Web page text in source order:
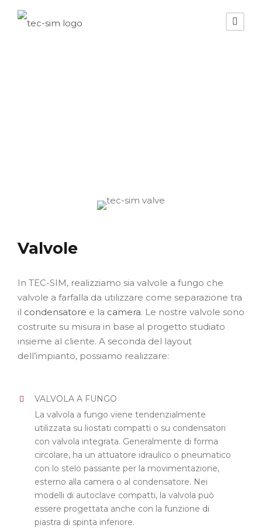
Valvole
In TEC-SIM, realizziamo sia valvole a fungo che
valvole a farfalla da utilizzare come separazione tra
il condensatore e la camera. Le nostre valvole sono
costruite su misura in base al progetto studiato
insieme al cliente. A seconda del layout
dell’impianto, possiamo realizzare:
VALVOLA A FUNGO
La valvola a fungo viene tendenzialmente
utilizzata su liostati compatti o su condensatori
con valvola integrata. Generalmente di forma
circolare, ha un attuatore idraulico o pneumatico
con lo stelo passante per la movimentazione,
esterno alla camera o al condensatore. Nei
modelli di autoclave compatti, la valvola può
essere progettata anche con la funzione di
piastra di spinta inferiore.